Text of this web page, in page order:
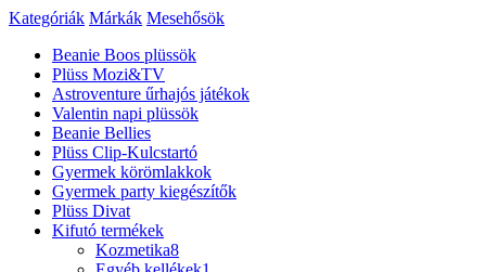
Kategóriák Márkák Mesehősök
Beanie Boos plüssök
Plüss Mozi&TV
Astroventure űrhajós játékok
Valentin napi plüssök
Beanie Bellies
Plüss Clip-Kulcstartó
Gyermek körömlakkok
Gyermek party kiegészítők
Plüss Divat
Kifutó termékek
Kozmetika8